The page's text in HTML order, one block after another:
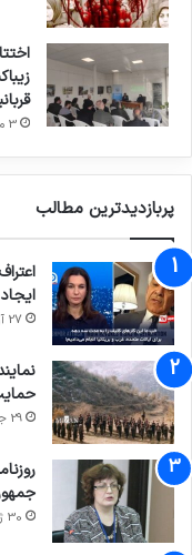
3 می 2025
پربازدیدترین مطالب
27 آوریل 2025
29 جولای 2025
30 ژوئن 2025